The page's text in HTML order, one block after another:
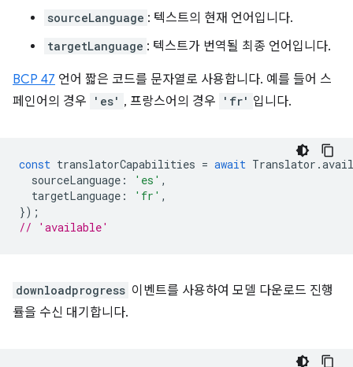
sourceLanguage : 텍스트의 현재 언어입니다.
targetLanguage : 텍스트가 번역될 최종 언어입니다.
BCP 47 언어 짧은 코드를 문자열로 사용합니다. 예를 들어 스
페인어의 경우
'es' , 프랑스어의 경우 'fr' 입니다.
const translatorCapabilities = await Translator .
sourceLanguage : 'es' ,
targetLanguage : 'fr' ,
});
// 'available'
downloadprogress 이벤트를 사용하여 모델 다운로드 진행
률을 수신 대기합니다.